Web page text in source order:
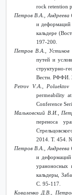
rock retention
Петров В.А., Андреева
и деформаций
кальдере
197-200.
Петров В.А.,
путей и
структурно-
Вестн.
Petrov
V.A Poluektov
permeability
Conference
Мальковский В.И.,
переноса
2014. Т. 454.
Петров В.А., Андреева
и деформаций
ураноносных
кальдеры,
С. 95-117.
Коваленко Д.В.,